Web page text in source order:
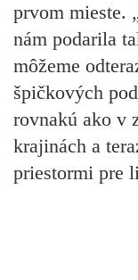
prvom mieste.
nám podarila
môžeme
špičkových
rovnakú ako v
krajinách a
priestormi pre